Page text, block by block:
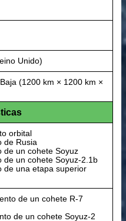
Unido)
(1200 km × 1200 km ×
orbital
de Rusia
de un cohete Soyuz
de un cohete Soyuz-2.1b
de una etapa superior
de un cohete R-7
de un cohete Soyuz-2